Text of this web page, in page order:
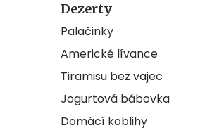
Dezerty
Palačinky
Americké lívance
Tiramisu bez vajec
Jogurtová bábovka
Domácí koblihy